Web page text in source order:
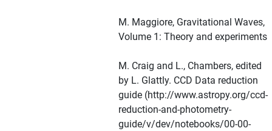
M. Maggiore, Gravitational Waves,
Volume 1: Theory and experiments
M. Craig and L., Chambers, edited
by L. Glattly. CCD Data reduction
guide (http://www.astropy.org/ccd-
reduction-and-photometry-
guide/v/dev/notebooks/00-00-